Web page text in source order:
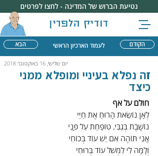
דודיק הלפרין
נטיעת הברוש של המדינה - לחצו לפרטים
הבא הקודם לעמוד הארכיון הראשי
יום שלישי, 16 באוקטובר 2018
זה נפלא בעיניי ומופלא ממני
כיצד
חולם על אף
לְאָן נוֹשֵׂאת הָרוּחַ אֶת חַיַּי
נוֹשֶׁבֶת בְּגַבִּי, טוֹפַחַת עַל פָּנַי
אֲנִי תּוֹהֶה אִם יֵשׁ עוֹד בְּכוֹחִי
וְלָמָּה לִי לִמְשֹׁל עוֹד בְּרוּחִי